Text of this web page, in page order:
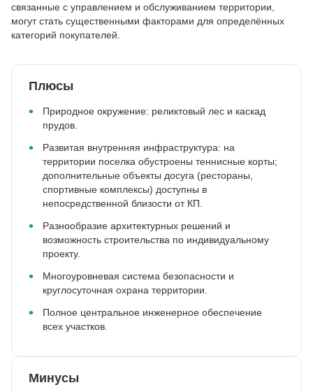
связанные с управлением и обслуживанием территории,
могут стать существенными факторами для определённых
категорий покупателей.
Плюсы
Природное окружение: реликтовый лес и каскад
прудов.
Развитая внутренняя инфраструктура: на
территории поселка обустроены теннисные корты;
дополнительные объекты досуга (рестораны,
спортивные комплексы) доступны в
непосредственной близости от КП.
Разнообразие архитектурных решений и
возможность строительства по индивидуальному
проекту.
Многоуровневая система безопасности и
круглосуточная охрана территории.
Полное центральное инженерное обеспечение
всех участков.
Минусы